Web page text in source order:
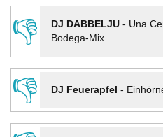
👎
DJ DABBELJU- Una
Bodega-Mix
👎
DJ Feuerapfel -